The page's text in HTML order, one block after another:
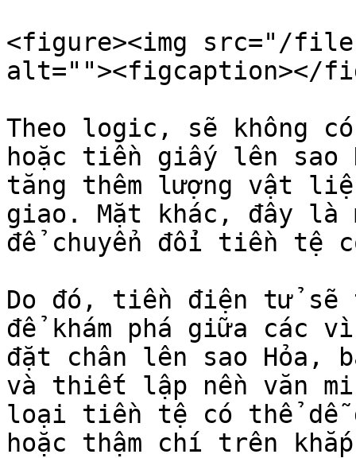
<figure><img src="/
alt=""><figcaption></
Theo logic, sẽ không
hoặc tiền giấy lên sao
tăng thêm lượng vật
giao. Mặt khác, đây là
để chuyển đổi tiền tệ
Do đó, tiền điện tử sẽ
để khám phá giữa các
đặt chân lên sao Hỏa,
và thiết lập nền văn
loại tiền tệ có thể dễ
hoặc thậm chí trên